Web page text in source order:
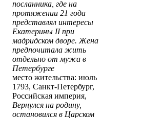
посланника, где на
протяжении 21 года
представлял интересы
Екатерины II при
мадридском дворе. Жена
предпочитала жить
отдельно от мужа в
Петербурге
место жительства: июль
1793, Санкт-Петербург,
Российская империя,
Вернулся на родину,
остановился в Царском